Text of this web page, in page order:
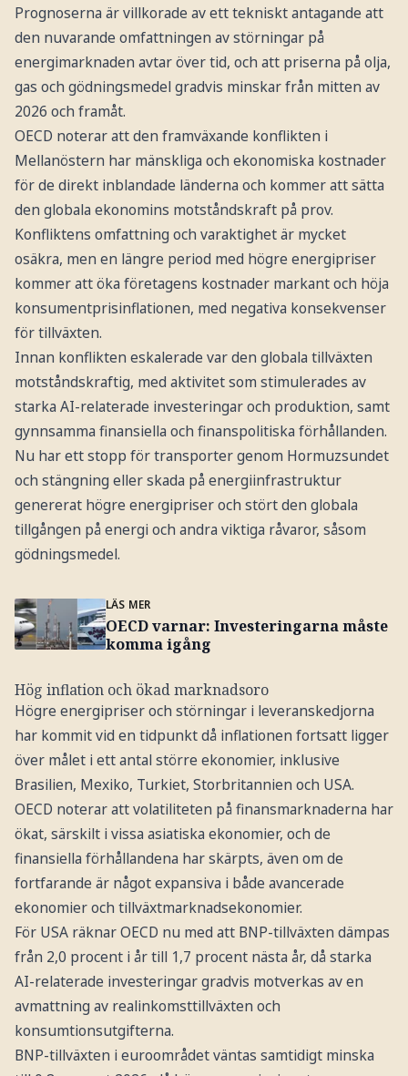
Prognoserna är villkorade av ett tekniskt antagande att
den nuvarande omfattningen av störningar på
energimarknaden avtar över tid, och att priserna på olja,
gas och gödningsmedel gradvis minskar från mitten av
2026 och framåt.
OECD noterar att den framväxande konflikten i
Mellanöstern har mänskliga och ekonomiska kostnader
för de direkt inblandade länderna och kommer att sätta
den globala ekonomins motståndskraft på prov.
Konfliktens omfattning och varaktighet är mycket
osäkra, men en längre period med högre energipriser
kommer att öka företagens kostnader markant och höja
konsumentprisinflationen, med negativa konsekvenser
för tillväxten.
Innan konflikten eskalerade var den globala tillväxten
motståndskraftig, med aktivitet som stimulerades av
starka AI-relaterade investeringar och produktion, samt
gynnsamma finansiella och finanspolitiska förhållanden.
Nu har ett stopp för transporter genom Hormuzsundet
och stängning eller skada på energiinfrastruktur
genererat högre energipriser och stört den globala
tillgången på energi och andra viktiga råvaror, såsom
gödningsmedel.
LÄS MER
OECD varnar: Investeringarna måste
komma igång
Hög inflation och ökad marknadsoro
Högre energipriser och störningar i leveranskedjorna
har kommit vid en tidpunkt då inflationen fortsatt ligger
över målet i ett antal större ekonomier, inklusive
Brasilien, Mexiko, Turkiet, Storbritannien och USA.
OECD noterar att volatiliteten på finansmarknaderna har
ökat, särskilt i vissa asiatiska ekonomier, och de
finansiella förhållandena har skärpts, även om de
fortfarande är något expansiva i både avancerade
ekonomier och tillväxtmarknadsekonomier.
För USA räknar OECD nu med att BNP-tillväxten dämpas
från 2,0 procent i år till 1,7 procent nästa år, då starka
AI-relaterade investeringar gradvis motverkas av en
avmattning av realinkomsttillväxten och
konsumtionsutgifterna.
BNP-tillväxten i euroområdet väntas samtidigt minska